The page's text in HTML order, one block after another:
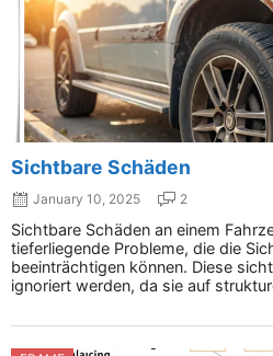
Sichtbare Schäden
January 10, 2025 2
Sichtbare Schäden an einem
tieferliegende Probleme, die die
beeinträchtigen können. Diese
ignoriert werden, da sie auf